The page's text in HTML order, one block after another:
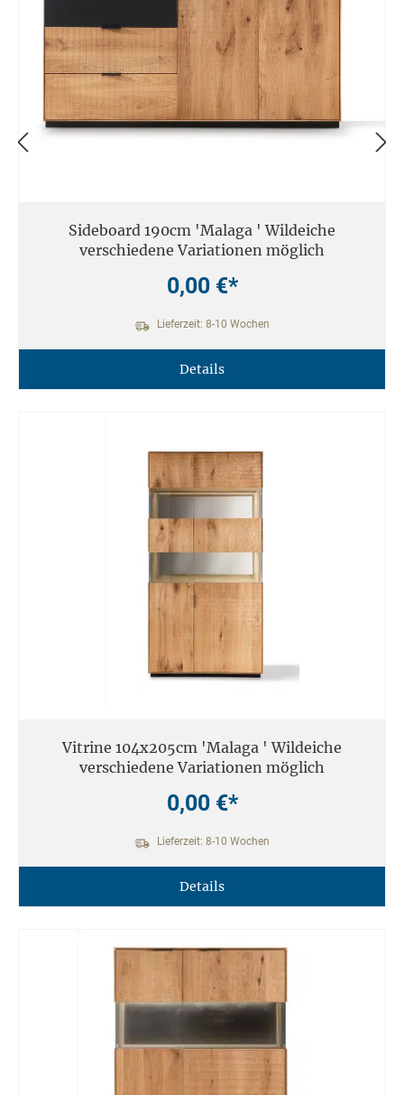
Sideboard 190cm 'Malaga ' Wildeiche
verschiedene Variationen möglich
0,00 €*
Lieferzeit: 8-10 Wochen
Details
Vitrine 104x205cm 'Malaga ' Wildeiche
verschiedene Variationen möglich
0,00 €*
Lieferzeit: 8-10 Wochen
Details